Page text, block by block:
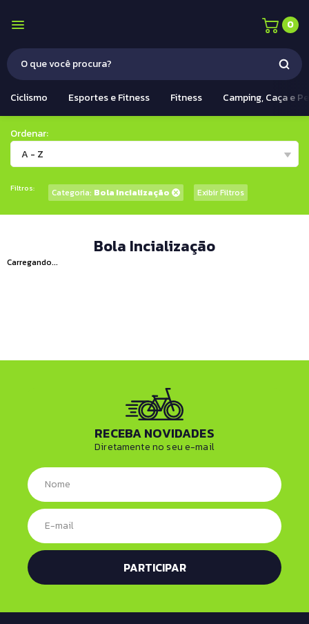
0
Ciclismo Esportes e Fitness Fitness Camping, Caça e
Ordenar:
A - Z
Filtros: Categoria: Bola Incialização Exibir Filtros
Bola Incialização
Carregando...
RECEBA NOVIDADES
Diretamente no seu e-mail